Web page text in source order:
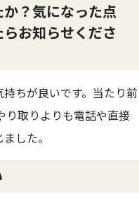
？気になった点
お知らせくださ
ちが良いです。当たり前
り取りよりも電話や直接
した。